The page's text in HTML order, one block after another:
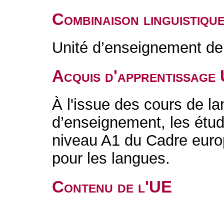
Combinaison
Unité d’enseignement
Acquis d'apprentissage
À l'issue des cours de
d’enseignement, les
niveau A1 du Cadre
pour les langues.
Contenu de l'UE